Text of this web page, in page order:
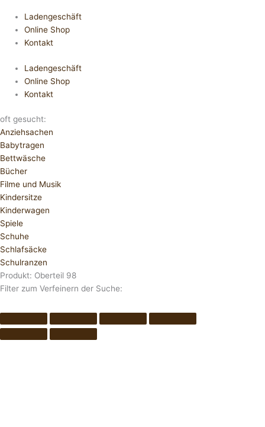
Ladengeschäft
Online Shop
Kontakt
Ladengeschäft
Online Shop
Kontakt
oft gesucht:
Anziehsachen
Babytragen
Bettwäsche
Bücher
Filme und Musik
Kindersitze
Kinderwagen
Spiele
Schuhe
Schlafsäcke
Schulranzen
Produkt: Oberteil 98
Filter zum Verfeinern der Suche: